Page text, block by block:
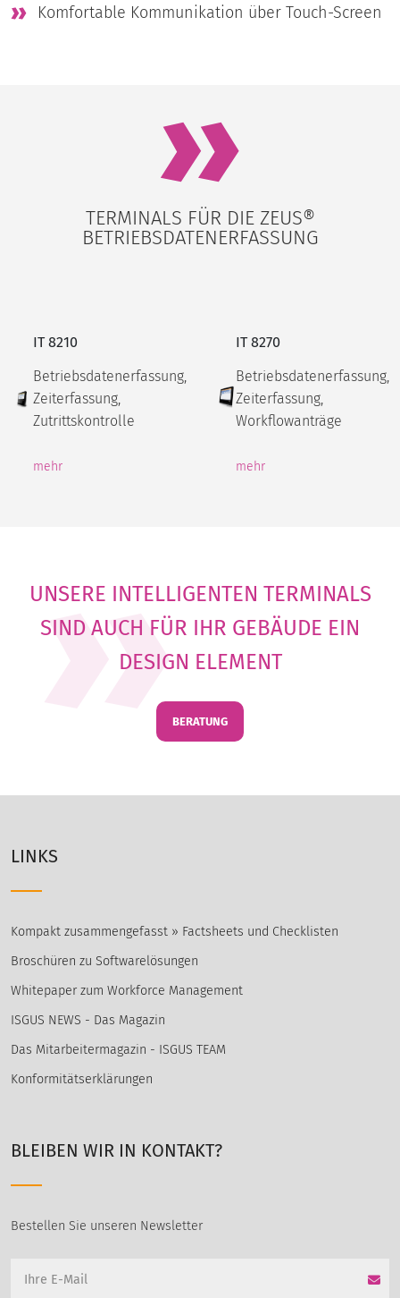
Komfortable Kommunikation über Touch-Screen
TERMINALS FÜR DIE ZEUS®
BETRIEBSDATENERFASSUNG
IT 8210
Betriebsdatenerfassung,
Zeiterfassung,
Zutrittskontrolle
mehr
IT 8270
Betriebsdatenerfassung,
Zeiterfassung,
Workflowanträge
mehr
UNSERE INTELLIGENTEN TERMINALS
SIND AUCH FÜR IHR GEBÄUDE EIN
DESIGN ELEMENT
BERATUNG
LINKS
Kompakt zusammengefasst » Factsheets und Checklisten
Broschüren zu Softwarelösungen
Whitepaper zum Workforce Management
ISGUS NEWS - Das Magazin
Das Mitarbeitermagazin - ISGUS TEAM
Konformitätserklärungen
BLEIBEN WIR IN KONTAKT?
Bestellen Sie unseren Newsletter